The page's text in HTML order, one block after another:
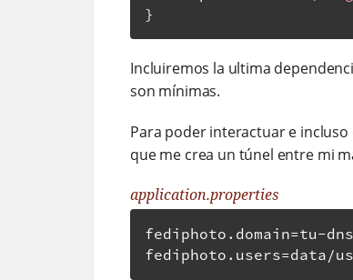
}
Incluiremos la ultima
son mínimas.
Para poder interactuar e incluso
que me crea un túnel entre mi
application.properties
fediphoto . domain=tu-dns
fediphoto . users=data /